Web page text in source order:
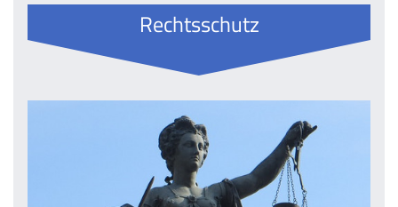
Rechtsschutz